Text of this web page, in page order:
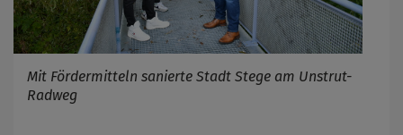
Mit Fördermitteln sanierte Stadt Stege am Unstrut-
Radweg